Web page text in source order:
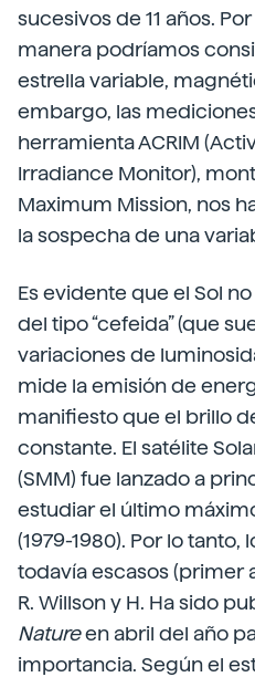
sucesivos de 11 años.
manera podríamos
estrella variable,
embargo, las
herramienta ACRIM
Irradiance Monitor),
Maximum Mission, nos
la sospecha de una
Es evidente que el Sol
del tipo “cefeida” (que
variaciones de
mide la emisión de
manifiesto que el brillo
constante. El satélite
(SMM) fue lanzado a
estudiar el último
(1979-1980). Por lo
todavía escasos (primer
R. Willson y H. Ha sido
Natureen abril del año
importancia. Según el